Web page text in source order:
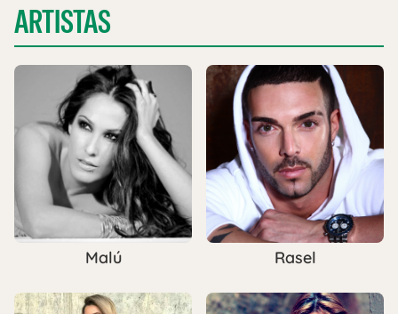
ARTISTAS
Malú Rasel